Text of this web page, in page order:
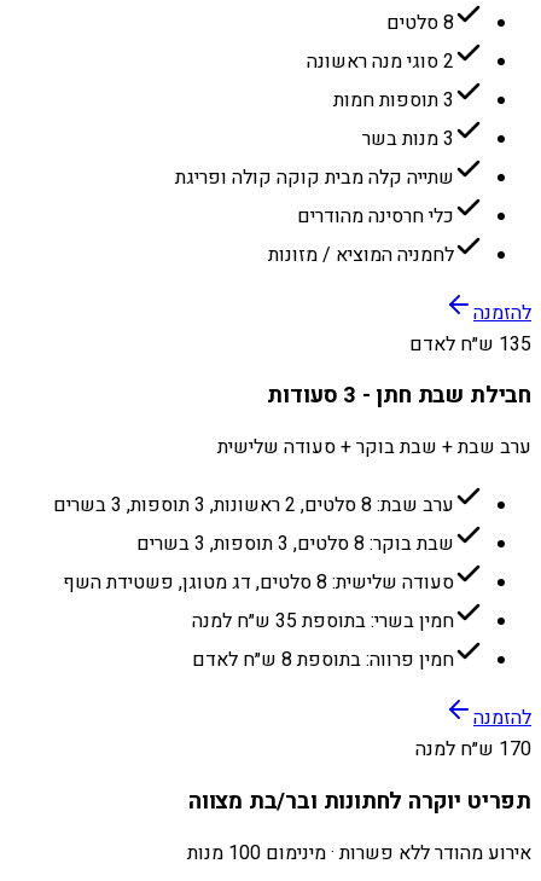
8 סלטים
2 סוגי מנה ראשונה
3 תוספות חמות
3 מנות בשר
שתייה קלה מבית קוקה קולה ופריגת
כלי חרסינה מהודרים
לחמניה המוציא / מזונות
להזמנה
135 ש״ח לאדם
חבילת שבת חתן - 3 סעודות
ערב שבת + שבת בוקר + סעודה שלישית
ערב שבת: 8 סלטים, 2 ראשונות, 3 תוספות, 3 בשרים
שבת בוקר: 8 סלטים, 3 תוספות, 3 בשרים
סעודה שלישית: 8 סלטים, דג מטוגן, פשטידת השף
חמין בשרי: בתוספת 35 ש״ח למנה
חמין פרווה: בתוספת 8 ש״ח לאדם
להזמנה
170 ש״ח למנה
תפריט יוקרה לחתונות ובר/בת מצווה
אירוע מהודר ללא פשרות · מינימום 100 מנות